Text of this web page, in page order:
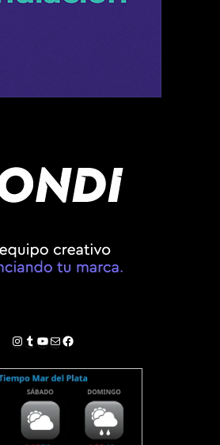
Instagram
Tumblr
YouTube
Correo electrónico
Facebook